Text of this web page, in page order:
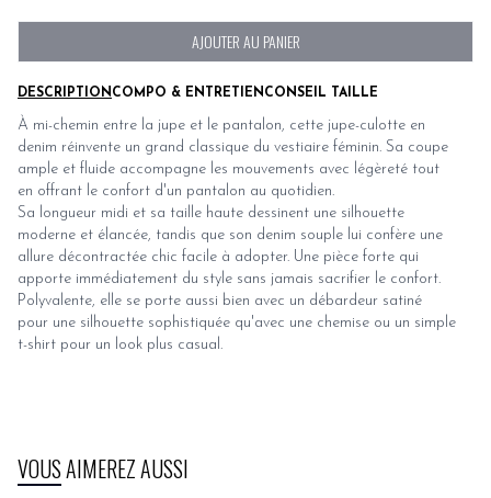
DESCRIPTIONCOMPO & ENTRETIENCONSEIL TAILLE
À mi-chemin entre la jupe et le pantalon, cette jupe-culotte en
denim réinvente un grand classique du vestiaire féminin. Sa coupe
ample et fluide accompagne les mouvements avec légèreté tout
en offrant le confort d'un pantalon au quotidien.
Sa longueur midi et sa taille haute dessinent une silhouette
moderne et élancée, tandis que son denim souple lui confère une
allure décontractée chic facile à adopter. Une pièce forte qui
apporte immédiatement du style sans jamais sacrifier le confort.
Polyvalente, elle se porte aussi bien avec un débardeur satiné
pour une silhouette sophistiquée qu'avec une chemise ou un simple
t-shirt pour un look plus casual.
AJOUTER AU PANIER
VOUS AIMEREZ AUSSI